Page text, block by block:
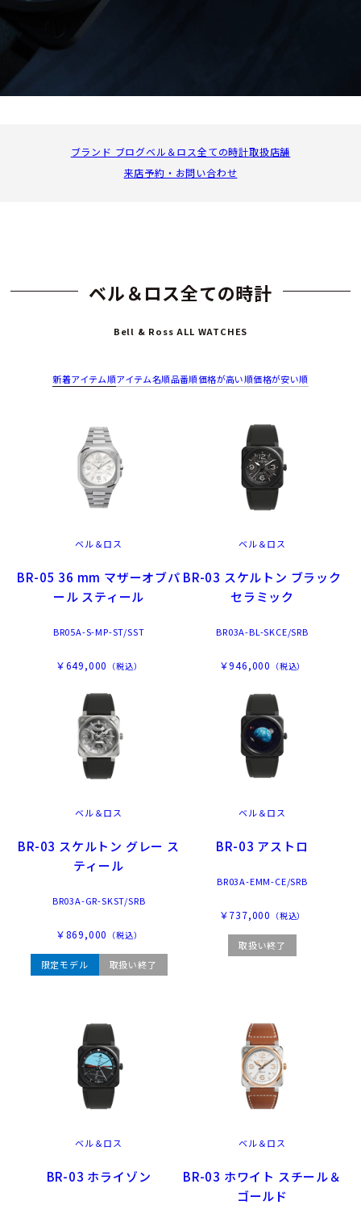
ブランド ブログベル＆ロス全ての時計取扱店舗
来店予約・お問い合わせ
ベル＆ロス全ての時計
Bell & Ross ALL WATCHES
新着アイテム順アイテム名順品番順価格が高い順価格が安い順
ベル＆ロス
BR-05 36 mm マザーオブパ
ール スティール
BR05A-S-MP-ST/SST
￥649,000 （税込）
ベル＆ロス
BR-03 スケルトン ブラック
セラミック
BR03A-BL-SKCE/SRB
￥946,000 （税込）
ベル＆ロス
BR-03 スケルトン グレー ス
ティール
BR03A-GR-SKST/SRB
￥869,000 （税込）
限定モデル 取扱い終了
ベル＆ロス
BR-03 アストロ
BR03A-EMM-CE/SRB
￥737,000 （税込）
取扱い終了
ベル＆ロス
BR-03 ホライゾン
ベル＆ロス
BR-03 ホワイト スチール＆
ゴールド